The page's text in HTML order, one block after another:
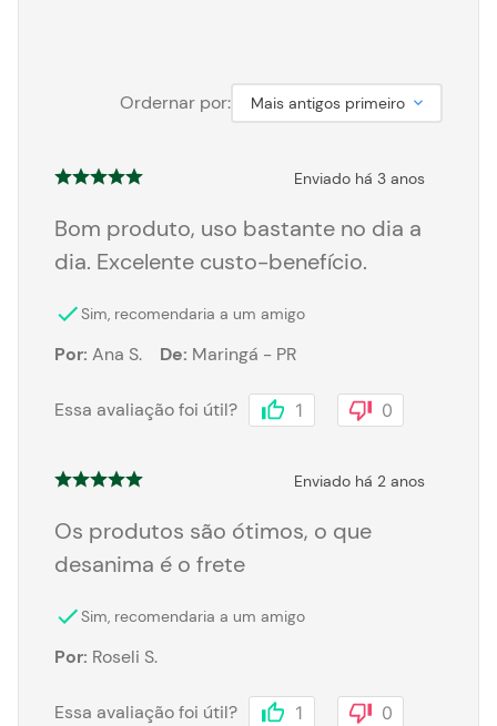
Ordernar por: Mais antigos primeiro
Enviado há 3 anos
Bom produto, uso bastante no dia a
dia. Excelente custo-benefício.
Sim, recomendaria a um amigo
Por: Ana S. De: Maringá - PR
Essa avaliação foi útil? 1 0
Enviado há 2 anos
Os produtos são ótimos, o que
desanima é o frete
Sim, recomendaria a um amigo
Por: Roseli S.
Essa avaliação foi útil? 1 0